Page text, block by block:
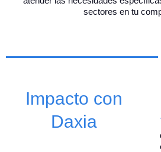
sectores en tu
Impacto con
Daxia